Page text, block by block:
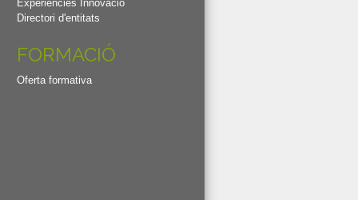
Experiències Innovació
Directori d'entitats
FORMACIÓ
Oferta formativa